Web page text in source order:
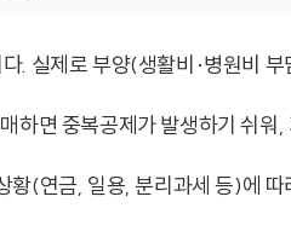
. 실제로 부양(생활비·병원비
하면 중복공제가 발생하기 쉬
황(연금, 일용, 분리과세 등)에